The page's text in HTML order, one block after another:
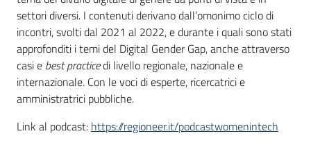
settori diversi. I contenuti derivano dall’omonimo ciclo di
incontri, svolti dal 2021 al 2022, e durante i quali sono stati
approfonditi i temi del Digital Gender Gap, anche attraverso
casi e best practicedi livello regionale, nazionale e
internazionale. Con le voci di esperte, ricercatrici e
amministratrici pubbliche.
Link al podcast: https://regioneer.it/podcastwomenintech